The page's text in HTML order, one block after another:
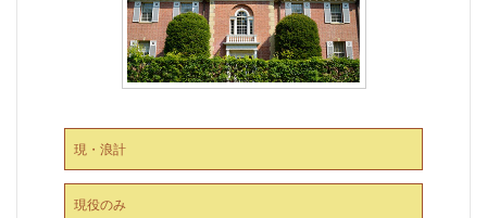
現・浪計
現役のみ